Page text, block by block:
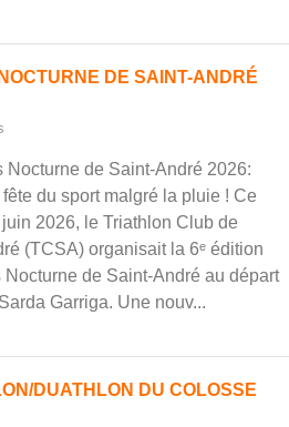
DE SAINT-ANDRÉ
Nocturne de Saint-André 2026:
du sport malgré la pluie ! Ce
2026, le Triathlon Club de
(TCSA) organisait la 6ᵉ édition
de Saint-André au départ
Garriga. Une nouv...
DUATHLON DU COLOSSE